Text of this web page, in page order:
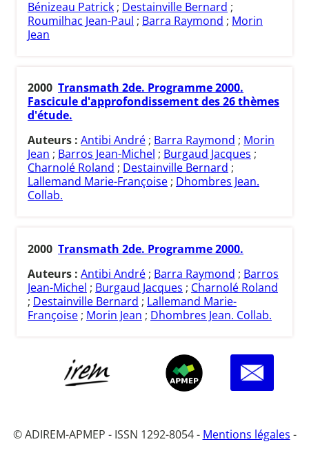
Bénizeau Patrick ; Destainville Bernard ;
Roumilhac Jean-Paul ; Barra Raymond ; Morin
Jean
2000 Transmath 2de. Programme 2000.
Fascicule d'approfondissement des 26 thèmes
d'étude.
Auteurs : Antibi André; Barra Raymond ; Morin
Jean ; Barros Jean-Michel ; Burgaud Jacques ;
Charnolé Roland ; Destainville Bernard ;
Lallemand Marie-Françoise; Dhombres Jean.
Collab.
2000 Transmath 2de. Programme 2000.
Auteurs : Antibi André ; Barra Raymond ; Barros
Jean-Michel ; Burgaud Jacques ; Charnolé Roland
; Destainville Bernard ; Lallemand Marie-
Françoise ; Morin Jean ; Dhombres Jean. Collab.
© ADIREM-APMEP - ISSN 1292-8054 - Mentions légales -